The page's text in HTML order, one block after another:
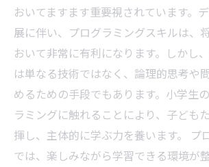
おいてますます重要視されています。
展に伴い、プログラミングスキルは、
おいて非常に有利になります。しかし
は単なる技術ではなく、論理的思考や
めるための手段でもあります。小学生
ラミングに触れることにより、子ども
揮し、主体的に学ぶ力を養います。 プ
では、楽しみながら学習できる環境が